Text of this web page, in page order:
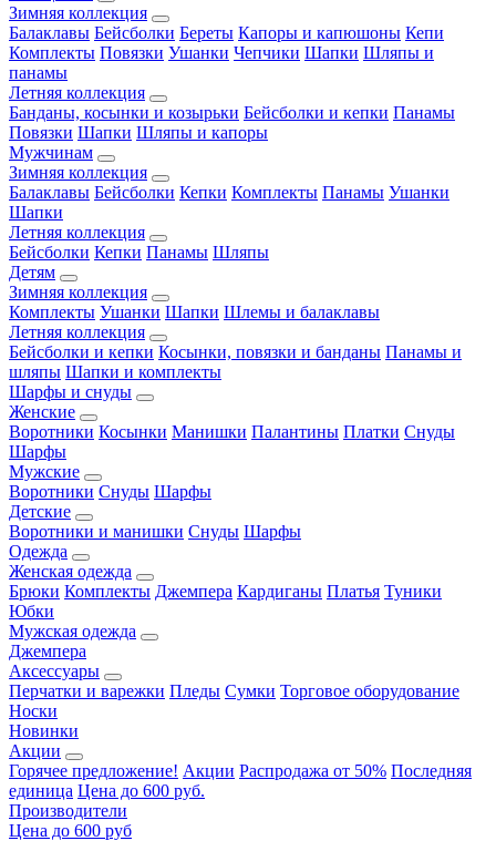
Зимняя коллекция
Балаклавы Бейсболки Береты Капоры и капюшоны Кепи
Комплекты Повязки Ушанки Чепчики Шапки Шляпы и
панамы
Летняя коллекция
Банданы, косынки и козырьки Бейсболки и кепки Панамы
Повязки Шапки Шляпы и капоры
Мужчинам
Зимняя коллекция
Балаклавы Бейсболки Кепки Комплекты Панамы Ушанки
Шапки
Летняя коллекция
Бейсболки Кепки Панамы Шляпы
Детям
Зимняя коллекция
Комплекты Ушанки Шапки Шлемы и балаклавы
Летняя коллекция
Бейсболки и кепки Косынки, повязки и банданы Панамы и
шляпы Шапки и комплекты
Шарфы и снуды
Женские
Воротники Косынки Манишки Палантины Платки Снуды
Шарфы
Мужские
Воротники Снуды Шарфы
Детские
Воротники и манишки Снуды Шарфы
Одежда
Женская одежда
Брюки Комплекты Джемпера Кардиганы Платья Туники
Юбки
Мужская одежда
Джемпера
Аксессуары
Перчатки и варежки Пледы Сумки Торговое оборудование
Носки
Новинки
Акции
Горячее предложение! Акции Распродажа от 50% Последняя
единица Цена до 600 руб.
Производители
Цена до 600 руб